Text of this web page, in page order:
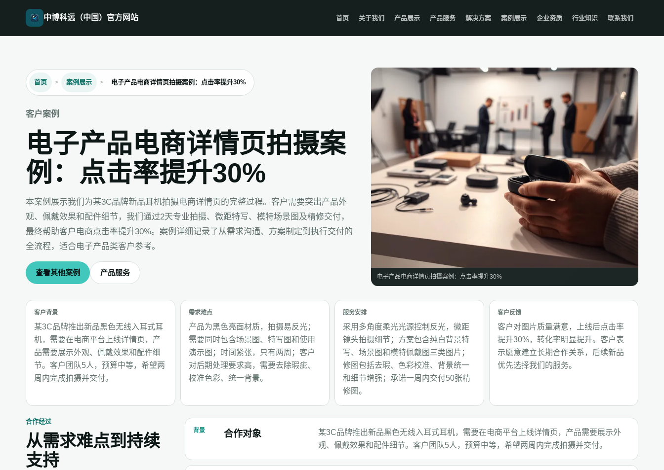
中博科远（中国）官方网站 首页 关于我们 产品展示 产品服务 解决方案 案例展示 企业资质 行业知识 联系我们
首页 案例展示 电子产品电商详情页拍摄案例：点击率提升30%
客户案例
电子产品电商详情页拍摄案
例：点击率提升30%
本案例展示我们为某3C品牌新品耳机拍摄电商详情页的完整过程。客户需要突出产品外
观、佩戴效果和配件细节，我们通过2天专业拍摄、微距特写、模特场景图及精修交付，
最终帮助客户电商点击率提升30%。案例详细记录了从需求沟通、方案制定到执行交付的
全流程，适合电子产品类客户参考。
查看其他案例 产品服务 电子产品电商详情页拍摄案例：点击率提升30%
客户背景
某3C品牌推出新品黑色无线入耳式耳
机，需要在电商平台上线详情页，产
品需要展示外观、佩戴效果和配件细
节。客户团队5人，预算中等，希望两
周内完成拍摄并交付。
需求难点
产品为黑色亮面材质，拍摄易反光；
需要同时包含场景图、特写图和使用
演示图；时间紧张，只有两周；客户
对后期处理要求高，需要去除瑕疵、
校准色彩、统一背景。
服务安排
采用多角度柔光光源控制反光，微距
镜头拍摄细节；方案包含纯白背景特
写、场景图和模特佩戴图三类图片；
修图包括去瑕、色彩校准、背景统一
和细节增强；承诺一周内交付50张精
修图。
客户反馈
客户对图片质量满意，上线后点击率
提升30%，转化率明显提升。客户表
示愿意建立长期合作关系，后续新品
优先选择我们的服务。
合作经过
从需求难点到持续
支持
背景 合作对象
某3C品牌推出新品黑色无线入耳式耳机，需要在电商平台上线详情页，产品需要展示外
观、佩戴效果和配件细节。客户团队5人，预算中等，希望两周内完成拍摄并交付。